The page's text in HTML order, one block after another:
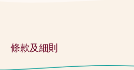
條款及細則